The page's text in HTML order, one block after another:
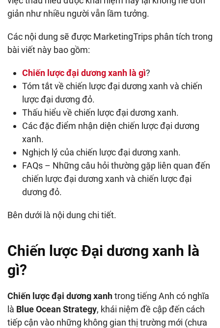
giản như nhiều người vẫn lầm tưởng.
Các nội dung sẽ được MarketingTrips phân tích trong
bài viết này bao gồm:
Chiến lược đại dương xanh là gì?
Tóm tắt về chiến lược đại dương xanh và chiến
lược đại dương đỏ.
Thấu hiểu về chiến lược đại dương xanh.
Các đặc điểm nhận diện chiến lược đại dương
xanh.
Nghịch lý của chiến lược đại dương xanh.
FAQs – Những câu hỏi thường gặp liên quan đến
chiến lược đại dương xanh và chiến lược đại
dương đỏ.
Bên dưới là nội dung chi tiết.
Chiến lược Đại dương xanh là
gì?
Chiến lược đại dương xanhtrong tiếng Anh có nghĩa
là Blue Ocean Strategy, khái niệm đề cập đến cách
tiếp cận vào những không gian thị trường mới (chưa